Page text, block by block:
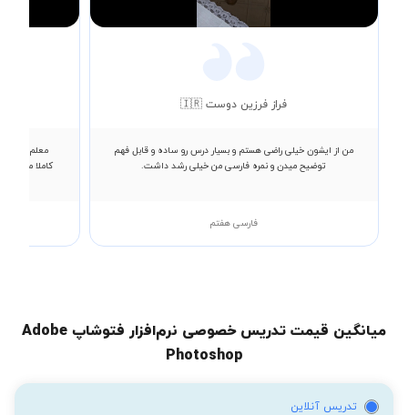
Video
فراز فرزین دوست 🇮🇷
من از ایشون خیلی راضی هستم و بسیار درس رو ساده و قابل فهم
توضیح میدن و نمره فارسی من خیلی رشد داشت.
فارسی هفتم
معلم بسیار
کاملا
میانگین قیمت تدریس خصوصی نرم‌افزار فتوشاپ Adobe
Photoshop
تدریس آنلاین